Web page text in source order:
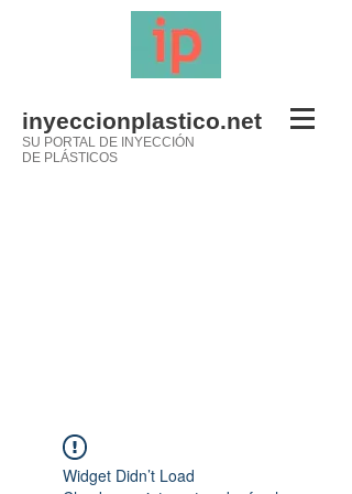
inyeccionplastico.net
SU PORTAL DE INYECCIÓN
DE PLÁSTICOS
Widget Didn’t Load